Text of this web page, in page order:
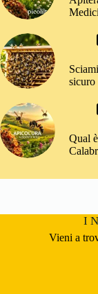
sicuro
Qual
I
Vieni a